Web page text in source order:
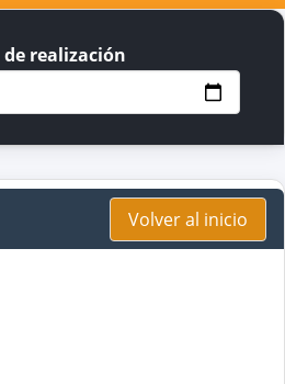
de realización
Volver al inicio